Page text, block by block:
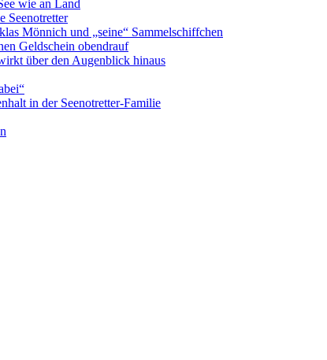
wie an Land
Seenotretter
Mönnich und „seine“ Sammelschiffchen
Geldschein obendrauf
über den Augenblick hinaus
in der Seenotretter-Familie